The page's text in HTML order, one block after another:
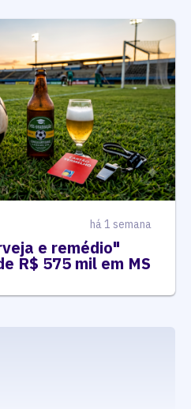
há 1 semana
e remédio"
R$ 575 mil em MS